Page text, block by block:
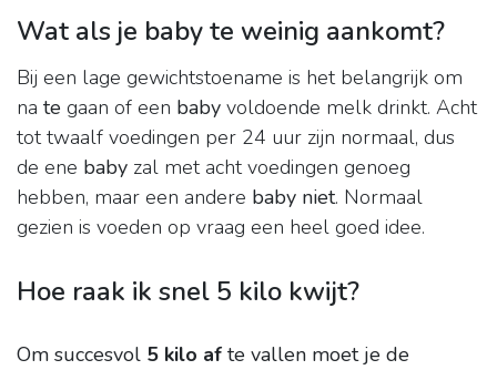
Wat als je baby te weinig aankomt?
Bij een lage gewichtstoename is het belangrijk om
na te gaan of een baby voldoende melk drinkt. Acht
tot twaalf voedingen per 24 uur zijn normaal, dus
de ene baby zal met acht voedingen genoeg
hebben, maar een andere baby niet. Normaal
gezien is voeden op vraag een heel goed idee.
Hoe raak ik snel 5 kilo kwijt?
Om succesvol 5 kilo af te vallen moet je de